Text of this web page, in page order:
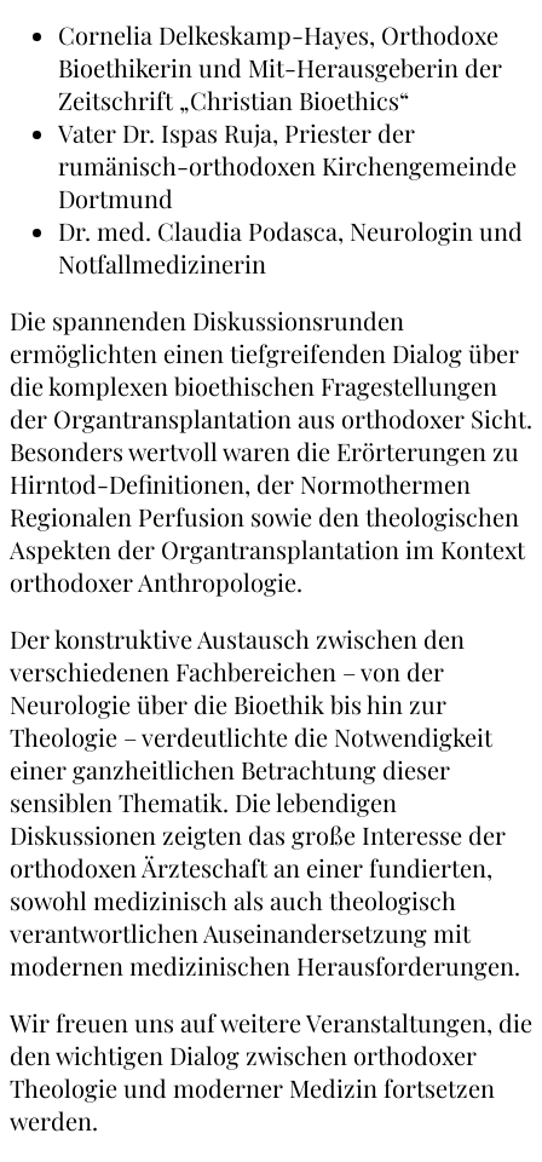
Cornelia Delkeskamp-Hayes, Orthodoxe
Bioethikerin und Mit-Herausgeberin der
Zeitschrift „Christian Bioethics“
Vater Dr. Ispas Ruja, Priester der
rumänisch-orthodoxen Kirchengemeinde
Dortmund
Dr. med. Claudia Podasca, Neurologin und
Notfallmedizinerin
Die spannenden Diskussionsrunden
ermöglichten einen tiefgreifenden Dialog über
die komplexen bioethischen Fragestellungen
der Organtransplantation aus orthodoxer Sicht.
Besonders wertvoll waren die Erörterungen zu
Hirntod-Definitionen, der Normothermen
Regionalen Perfusion sowie den theologischen
Aspekten der Organtransplantation im Kontext
orthodoxer Anthropologie.
Der konstruktive Austausch zwischen den
verschiedenen Fachbereichen – von der
Neurologie über die Bioethik bis hin zur
Theologie – verdeutlichte die Notwendigkeit
einer ganzheitlichen Betrachtung dieser
sensiblen Thematik. Die lebendigen
Diskussionen zeigten das große Interesse der
orthodoxen Ärzteschaft an einer fundierten,
sowohl medizinisch als auch theologisch
verantwortlichen Auseinandersetzung mit
modernen medizinischen Herausforderungen.
Wir freuen uns auf weitere Veranstaltungen, die
den wichtigen Dialog zwischen orthodoxer
Theologie und moderner Medizin fortsetzen
werden.